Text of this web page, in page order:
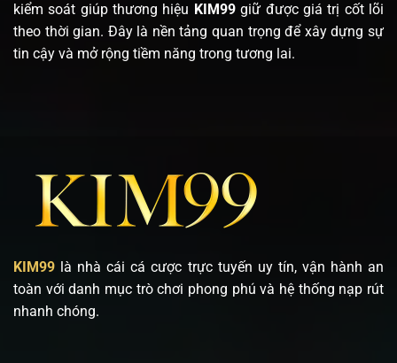
kiểm soát giúp thương hiệu KIM99giữ được giá trị cốt lõi
theo thời gian. Đây là nền tảng quan trọng để xây dựng sự
tin cậy và mở rộng tiềm năng trong tương lai.
KIM99 là nhà cái cá cược trực tuyến uy tín, vận hành an
toàn với danh mục trò chơi phong phú và hệ thống nạp rút
nhanh chóng.